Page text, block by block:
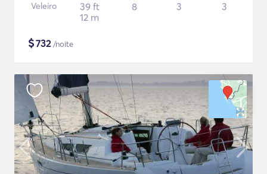
Veleiro
39 ft
12 m
8 3 3
$732/noite